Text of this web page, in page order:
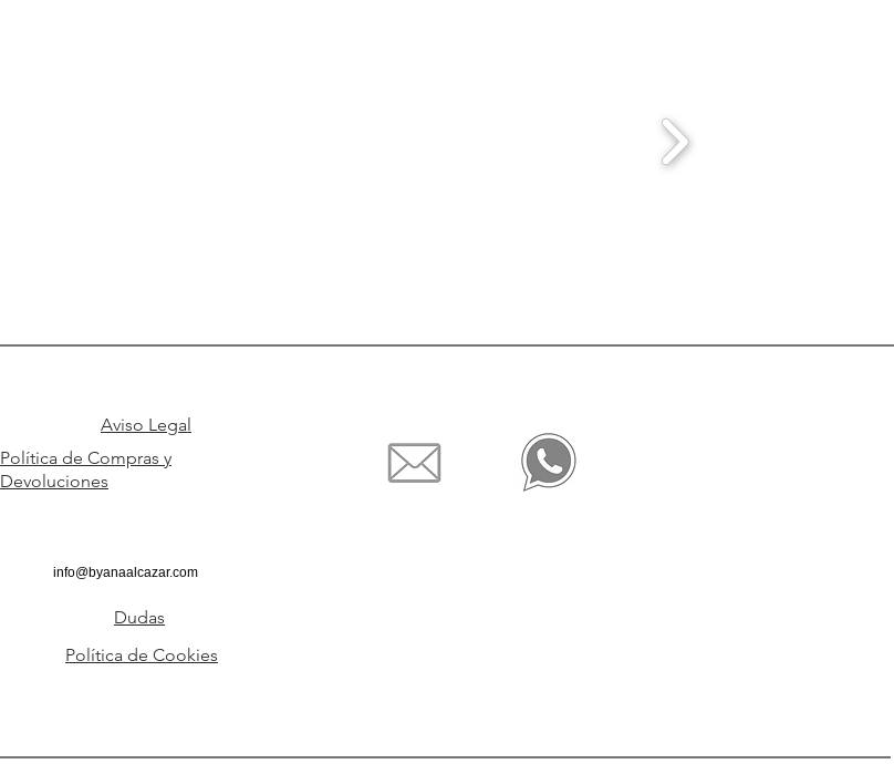
Aviso Legal
Política de Compras y
Devoluciones
info@byanaalcazar.com
Dudas
Política de Cookies